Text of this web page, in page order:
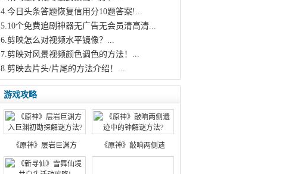
4.今日头条答题恢复信用分10题答案!...
5.10个免费追剧神器无广告无会员清高清...
6.剪映怎么对视频水平镜像？...
7.剪映对风景视频颜色调色的方法！...
8.剪映去片头/片尾的方法介绍！...
游戏攻略
《原神》层岩巨渊方 《原神》敲响两侧遗